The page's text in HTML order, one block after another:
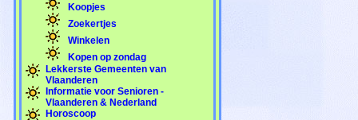
Koopjes
Zoekertjes
Winkelen
Kopen op zondag
Lekkerste Gemeenten van
Vlaanderen
Informatie voor Senioren -
Vlaanderen & Nederland
Horoscoop